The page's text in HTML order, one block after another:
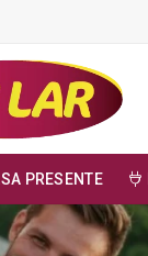
PRESENTE